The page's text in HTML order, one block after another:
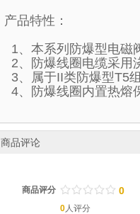
产品特性：
1、本系列防爆型电磁
2、防爆线圈电缆采用
3、属于II类防爆型T5
4、防爆线圈内置热熔
商品评论
商品评分 / / / / /
. . . . . 0
0人评分